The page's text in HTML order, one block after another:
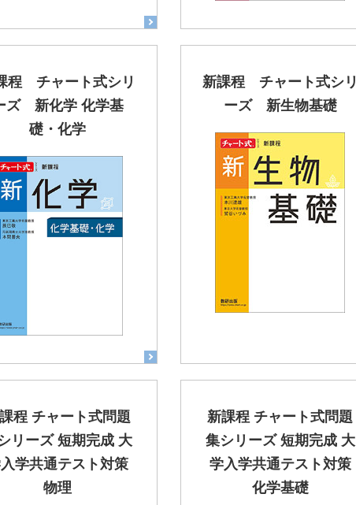
程 チャート式シリ
ズ 新化学 化学基
礎・化学
新課程 チャート式シリ
ーズ 新生物基礎
程 チャート式問題
リーズ 短期完成 大
学共通テスト対策
物理
新課程 チャート式問題
集シリーズ 短期完成 大
学入学共通テスト対策
化学基礎